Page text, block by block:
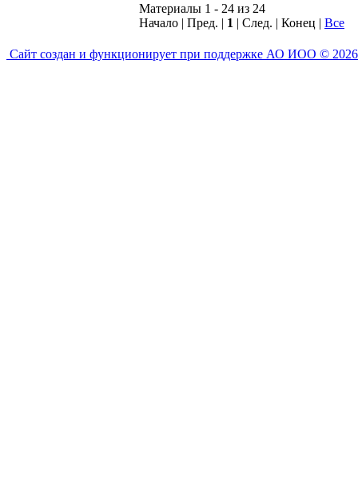
Материалы 1 - 24 из 24
Начало | Пред. | 1 | След. | Конец | Все
Сайт создан и функционирует при поддержке АО ИОО © 2026